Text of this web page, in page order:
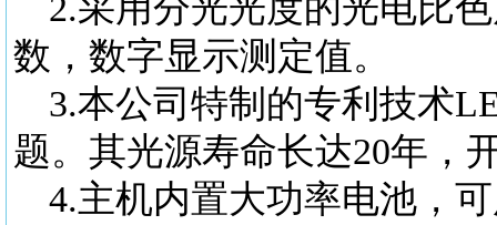
2.采用分光光度的光电比
数，数字显示测定值。
3.本公司特制的专利技术
题。其光源寿命长达20年，
4.主机内置大功率电池，